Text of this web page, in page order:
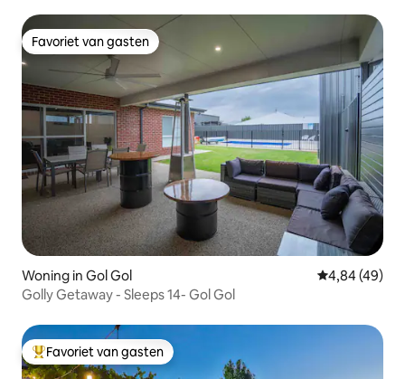
Favoriet van gasten
Favoriet van gasten
Woning in Gol Gol Gemiddelde
4,84 (49)
Golly Getaway - Sleeps 14- Gol Gol
Topfavoriet van gasten
Favoriet van gasten